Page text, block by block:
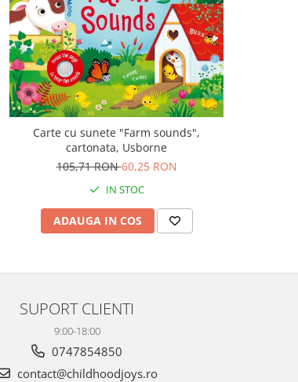
Carte cu sunete "Farm sounds",
cartonata, Usborne
105,71 RON60,25 RON
IN STOC
ADAUGA IN COS
SUPORT CLIENTI
9:00-18:00
0747854850
contact@childhoodjoys.ro